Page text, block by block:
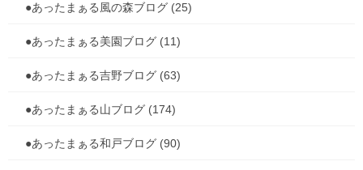
●あったまぁる風の森ブログ (25)
●あったまぁる美園ブログ (11)
●あったまぁる吉野ブログ (63)
●あったまぁる山ブログ (174)
●あったまぁる和戸ブログ (90)